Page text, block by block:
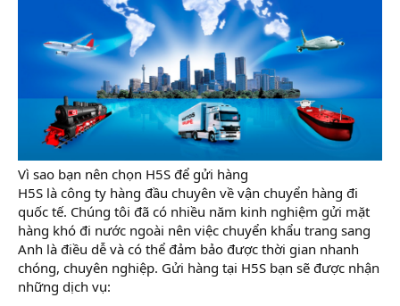
Vì sao bạn nên chọn H5S để gửi hàng
H5S là công ty hàng đầu chuyên về vận chuyển hàng đi
quốc tế. Chúng tôi đã có nhiều năm kinh nghiệm gửi mặt
hàng khó đi nước ngoài nên việc chuyển khẩu trang sang
Anh là điều dễ và có thể đảm bảo được thời gian nhanh
chóng, chuyên nghiệp. Gửi hàng tại H5S bạn sẽ được nhận
những dịch vụ: